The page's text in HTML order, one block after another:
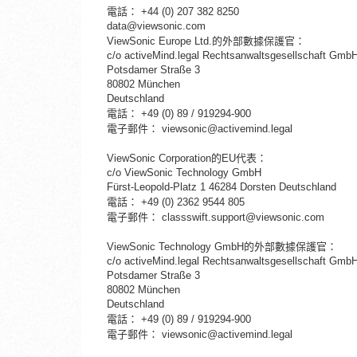
電話： +44 (0) 207 382 8250
data@viewsonic.com
ViewSonic Europe Ltd.的外部數據保護官：
c/o activeMind.legal Rechtsanwaltsgesellschaft
Potsdamer Straße 3
80802 München
Deutschland
電話： +49 (0) 89 / 919294-900
電子郵件： viewsonic@activemind.legal
ViewSonic Corporation的EU代表：
c/o ViewSonic Technology GmbH
Fürst-Leopold-Platz 1 46284 Dorsten Deutschland
電話： +49 (0) 2362 9544 805
電子郵件： classswift.support@viewsonic.com
ViewSonic Technology GmbH的外部數據保護官：
c/o activeMind.legal Rechtsanwaltsgesellschaft
Potsdamer Straße 3
80802 München
Deutschland
電話： +49 (0) 89 / 919294-900
電子郵件： viewsonic@activemind.legal